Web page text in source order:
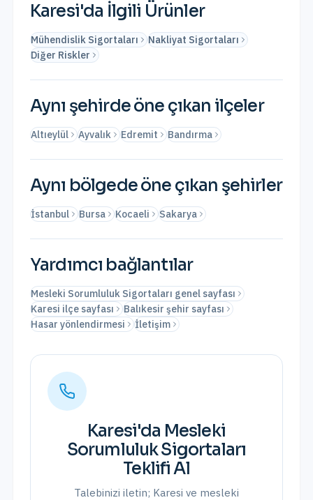
Karesi'da İlgili Ürünler
Mühendislik Sigortaları
Nakliyat Sigortaları
Diğer Riskler
Aynı şehirde öne çıkan ilçeler
Altıeylül Ayvalık Edremit Bandırma
Aynı bölgede öne çıkan şehirler
İstanbul Bursa Kocaeli Sakarya
Yardımcı bağlantılar
Mesleki Sorumluluk Sigortaları genel sayfası
Karesi ilçe sayfası
Balıkesir şehir sayfası
Hasar yönlendirmesi
İletişim
Karesi'da Mesleki
Sorumluluk Sigortaları
Teklifi Al
Talebinizi iletin; Karesi ve mesleki